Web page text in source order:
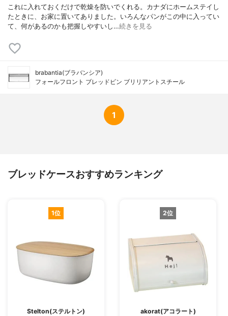
これに入れておくだけで乾燥を防いでくれる。カナダにホームステイし
たときに、お家に置いてありました。いろんなパンがこの中に入ってい
て、何があるのかも把握しやすいし…続きを見る
brabantia(ブラバンシア)
フォールフロント ブレッドビン ブリリアントスチール
1
ブレッドケースおすすめランキング
1位
Stelton(ステルトン)
2位
akorat(アコラート)